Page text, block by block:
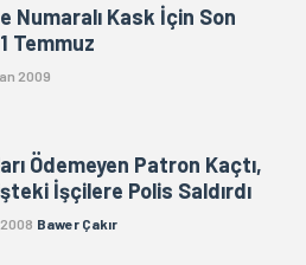
Numaralı Kask İçin Son
Temmuz
2009
Ödemeyen Patron Kaçtı,
İşçilere Polis Saldırdı
Bawer Çakır